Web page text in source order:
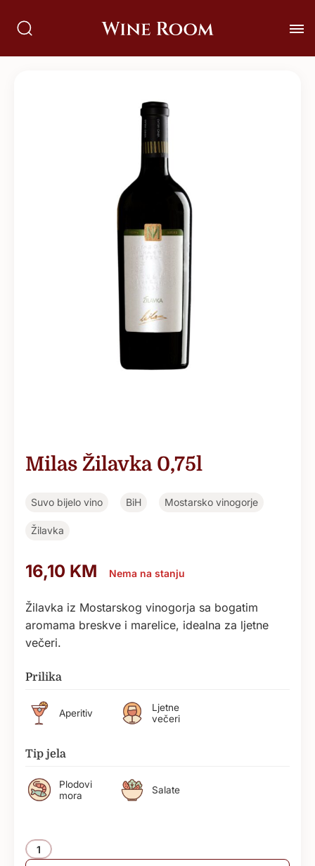
Milas Žilavka 0,75l
Suvo bijelo vino BiH Mostarsko vinogorje
Žilavka
16,10 KM Nema na stanju
Žilavka iz Mostarskog vinogorja sa bogatim
aromama breskve i marelice, idealna za ljetne
večeri.
Prilika
Aperitiv
Ljetne
večeri
Tip jela
Plodovi
mora
Salate
Količina